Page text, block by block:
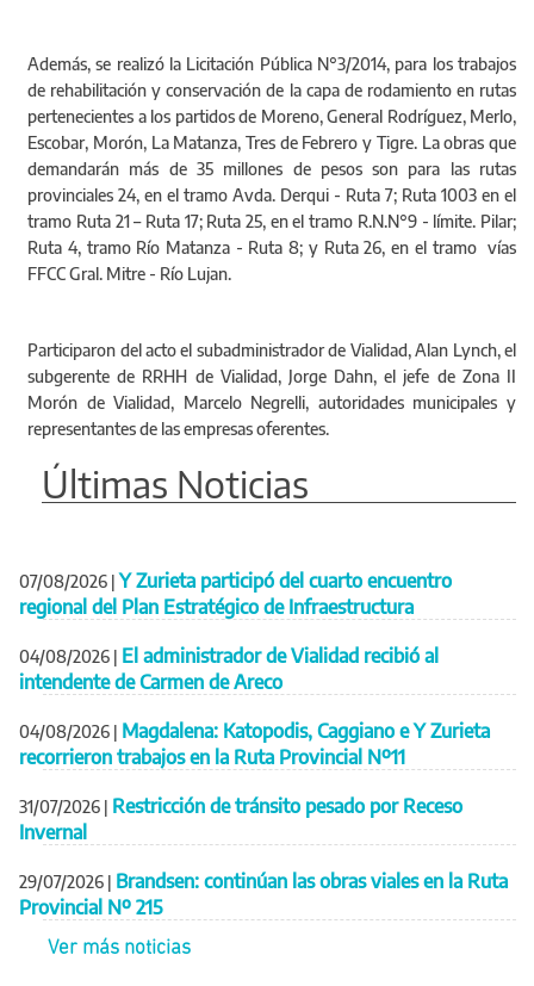
Además, se realizó la Licitación Pública N°3/2014, para los trabajos
de rehabilitación y conservación de la capa de rodamiento en rutas
pertenecientes a los partidos de Moreno, General Rodríguez, Merlo,
Escobar, Morón, La Matanza, Tres de Febrero y Tigre. La obras que
demandarán más de 35 millones de pesos son para las rutas
provinciales 24, en el tramo Avda. Derqui - Ruta 7; Ruta 1003 en el
tramo Ruta 21 – Ruta 17; Ruta 25, en el tramo R.N.N°9 - límite. Pilar;
Ruta 4, tramo Río Matanza - Ruta 8; y Ruta 26, en el tramo vías
FFCC Gral. Mitre - Río Lujan.
Participaron del acto el subadministrador de Vialidad, Alan Lynch, el
subgerente de RRHH de Vialidad, Jorge Dahn, el jefe de Zona II
Morón de Vialidad, Marcelo Negrelli, autoridades municipales y
representantes de las empresas oferentes.
Últimas Noticias
07/08/2026 | Y Zurieta participó del cuarto encuentro
regional del Plan Estratégico de Infraestructura
04/08/2026 | El administrador de Vialidad recibió al
intendente de Carmen de Areco
04/08/2026 | Magdalena: Katopodis, Caggiano e Y Zurieta
recorrieron trabajos en la Ruta Provincial Nº11
31/07/2026 | Restricción de tránsito pesado por Receso
Invernal
29/07/2026 | Brandsen: continúan las obras viales en la Ruta
Provincial Nº 215
Ver más noticias